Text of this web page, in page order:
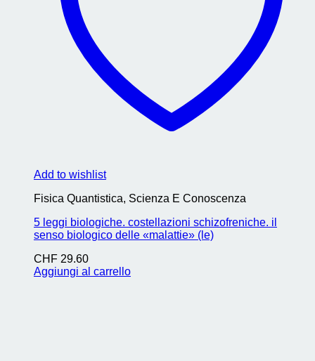
Add to wishlist
Fisica Quantistica, Scienza E Conoscenza
5 leggi biologiche. costellazioni schizofreniche. il
senso biologico delle «malattie» (le)
CHF 29.60
Aggiungi al carrello